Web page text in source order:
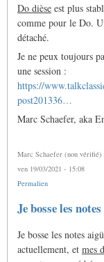
Do dièse est plus
comme pour le Do.
détaché.
Je ne peux toujours
une session :
https://
post201336…
Marc Schaefer, aka
Marc Schaefer (non vérifié)
ven 19/03/2021 - 15:08
Permalien
Je bosse les
Je bosse les notes
actuellement, et mes